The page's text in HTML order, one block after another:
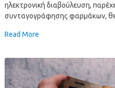
ηλεκτρονική διαβούλευση,
συνταγογράφησης φαρμάκων,
Read More